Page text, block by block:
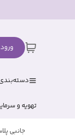
تهویه و
جانبی